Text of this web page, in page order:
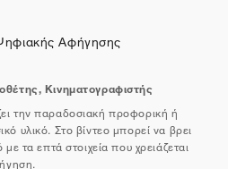
Αφήγησης
Κινηματογραφιστής
την παραδοσιακή προφορική ή
υλικό. Στο βίντεο μπορεί να βρει
τα επτά στοιχεία που χρειάζεται